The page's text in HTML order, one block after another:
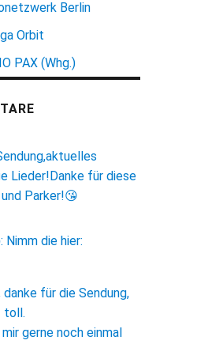
Berlin
Orbit
PAX (Whg.)
Lieder!Danke für diese
Parker!😘
: Nimm die hier:
danke für die Sendung,
toll.
gerne noch einmal